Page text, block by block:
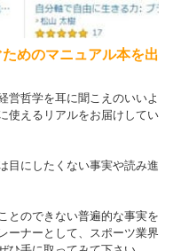
めのマニュアル本を出
営哲学を耳に聞こえのいいよ
使えるリアルをお届けしてい
目にしたくない事実や読み進
とのできない普遍的な事実を
ーナーとして、スポーツ業界